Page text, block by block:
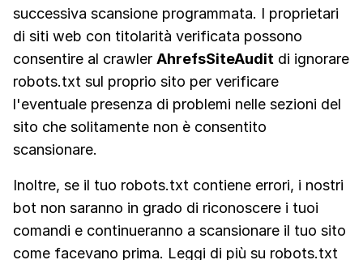
successiva scansione programmata. I proprietari
di siti web con titolarità verificata possono
consentire al crawler AhrefsSiteAudit di ignorare
robots.txt sul proprio sito per verificare
l'eventuale presenza di problemi nelle sezioni del
sito che solitamente non è consentito
scansionare.
Inoltre, se il tuo robots.txt contiene errori, i nostri
bot non saranno in grado di riconoscere i tuoi
comandi e continueranno a scansionare il tuo sito
come facevano prima. Leggi di più su robots.txt